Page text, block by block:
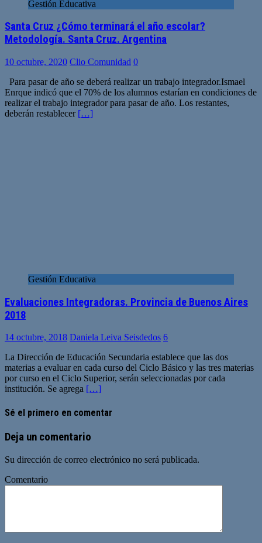
Gestión Educativa
Santa Cruz ¿Cómo terminará el año escolar?
Metodología. Santa Cruz. Argentina
10 octubre, 2020 Clio Comunidad 0
Para pasar de año se deberá realizar un trabajo integrador.Ismael
Enrque indicó que el 70% de los alumnos estarían en condiciones de
realizar el trabajo integrador para pasar de año. Los restantes,
deberán restablecer […]
Gestión Educativa
Evaluaciones Integradoras. Provincia de Buenos Aires
2018
14 octubre, 2018 Daniela Leiva Seisdedos 6
La Dirección de Educación Secundaria establece que las dos
materias a evaluar en cada curso del Ciclo Básico y las tres materias
por curso en el Ciclo Superior, serán seleccionadas por cada
institución. Se agrega […]
Sé el primero en comentar
Deja un comentario
Su dirección de correo electrónico no será publicada.
Comentario